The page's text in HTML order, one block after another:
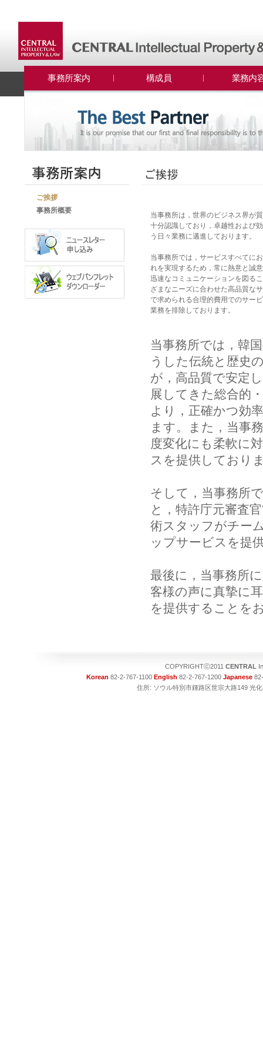
事務所案内 構成員 業務内
ご挨拶
事務所概要
当事務所は，世界のビジネス界が
十分認識しており，卓越性および
う日々業務に邁進しております。
当事務所では，サービスすべてに
れを実現するため，常に熱意と誠
迅速なコミュニケーションを図る
ざまなニーズに合わせた高品質な
で求められる合理的費用でのサー
業務を排除しております。
当事務所では，韓
うした伝統と歴史
が，高品質で安定
展してきた総合的
より，正確かつ効
ます。また，当事
度変化にも柔軟に
スを提供しており
そして，当事務所
と，特許庁元審査
術スタッフがチー
ップサービスを提
最後に，当事務所
客様の声に真摯に
を提供することを
COPYRIGHTⓒ2011 CENTRAL
Korean 82-2-767-1100 English 82-2-767-1200 Japanese
住所: ソウル特別市鍾路区世宗大路149 光